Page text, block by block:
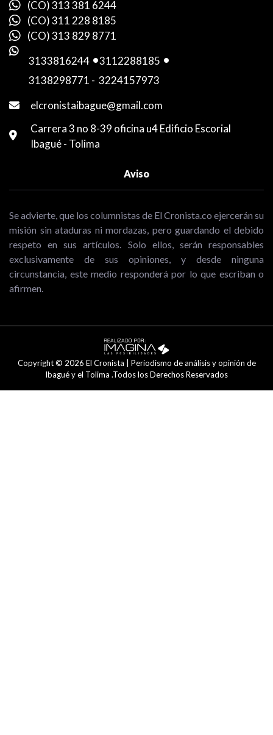
(CO) 313 381 6244
(CO) 311 228 8185
(CO) 313 829 8771
3133816244 -3112288185 -
3138298771 - 3224157973
elcronistaibague@gmail.com
Carrera 3 no 8-39 oficina u4 Edificio Escorial
Ibagué - Tolima
Aviso
Se advierte, que los columnistas de El Cronista.co ejercerán su
misión sin ataduras ni mordazas, pero guardando el debido
respeto en sus artículos. Solo ellos, serán responsables
exclusivamente de sus opiniones, y desde ninguna
circunstancia, este medio responderá por lo que escriban o
afirmen.
Copyright © 2026 El Cronista | Periodismo de análisis y opinión de
Ibagué y el Tolima .Todos los Derechos Reservados